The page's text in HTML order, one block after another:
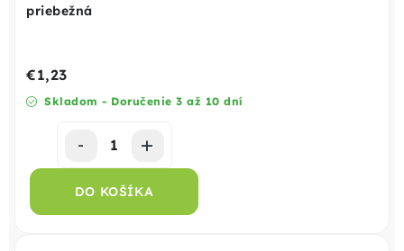
priebežná
Skladom - Doručenie 3 až 10 dní
€1,23
DO KOŠÍKA